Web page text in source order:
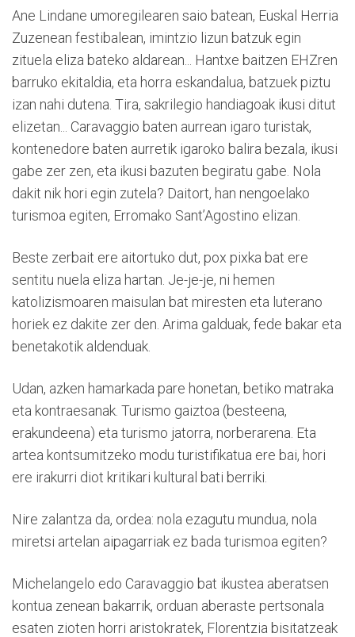
Ane Lindane umoregilearen saio batean, Euskal Herria
Zuzenean festibalean, imintzio lizun batzuk egin
zituela eliza bateko aldarean... Hantxe baitzen EHZren
barruko ekitaldia, eta horra eskandalua, batzuek piztu
izan nahi dutena. Tira, sakrilegio handiagoak ikusi ditut
elizetan... Caravaggio baten aurrean igaro turistak,
kontenedore baten aurretik igaroko balira bezala, ikusi
gabe zer zen, eta ikusi bazuten begiratu gabe. Nola
dakit nik hori egin zutela? Daitort, han nengoelako
turismoa egiten, Erromako Sant’Agostino elizan.
Beste zerbait ere aitortuko dut, pox pixka bat ere
sentitu nuela eliza hartan. Je-je-je, ni hemen
katolizismoaren maisulan bat miresten eta luterano
horiek ez dakite zer den. Arima galduak, fede bakar eta
benetakotik aldenduak.
Udan, azken hamarkada pare honetan, betiko matraka
eta kontraesanak. Turismo gaiztoa (besteena,
erakundeena) eta turismo jatorra, norberarena. Eta
artea kontsumitzeko modu turistifikatua ere bai, hori
ere irakurri diot kritikari kultural bati berriki.
Nire zalantza da, ordea: nola ezagutu mundua, nola
miretsi artelan aipagarriak ez bada turismoa egiten?
Michelangelo edo Caravaggio bat ikustea aberatsen
kontua zenean bakarrik, orduan aberaste pertsonala
esaten zioten horri aristokratek, Florentzia bisitatzeak